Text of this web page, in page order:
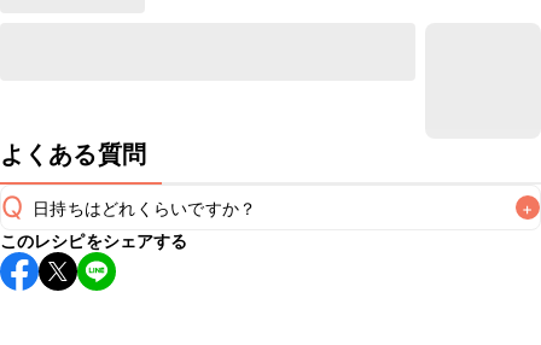
よくある質問
Q 日持ちはどれくらいですか？ +
保存期間は常温で当日中が目安です。なるべくお早めにお召
し上がりください。
このレシピをシェアする